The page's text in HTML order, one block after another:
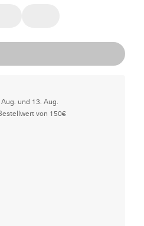
und 13. Aug.
von 150€